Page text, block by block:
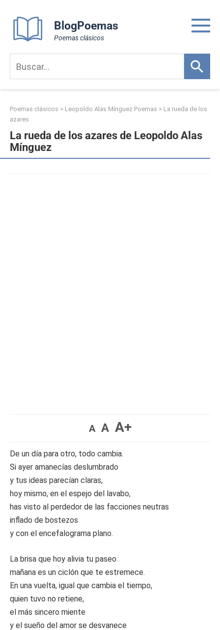
content
BlogPoemas
Poemas clásicos
Poemas clásicos > Leopoldo Alas Mínguez Poemas > La rueda de los
azares
La rueda de los azares de Leopoldo Alas
Mínguez
A A A+
De un día para otro, todo cambia.
Si ayer amanecías deslumbrado
y tus ideas parecían claras,
hoy mismo, en el espejo del lavabo,
has visto al perdedor de las facciones neutras
inflado de bostezos
y con el encefalograma plano.
La brisa que hoy alivia tu paseo
mañana es un ciclón que te estremece.
En una vuelta, igual que cambia el tiempo,
quien tuvo no retiene,
el más sincero miente
y el sueño del amor se desvanece